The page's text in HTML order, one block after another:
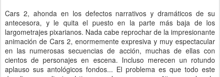
Cars 2, ahonda en los defectos narrativos y dramáticos de su
antecesora, y le quita el puesto en la parte más baja de los
largometrajes pixarianos. Nada cabe reprochar de la impresionante
animación de Cars 2, enormemente expresiva y muy espectacular
en las numerosas secuencias de acción, muchas de ellas con
cientos de personajes en escena. Incluso merecen un rotundo
aplauso sus antológicos fondos... El problema es que todo este